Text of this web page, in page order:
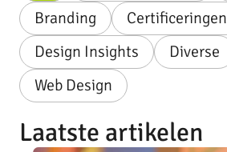
Branding
Certificeringen
Design Insights
Diverse
Web Design
Laatste artikelen